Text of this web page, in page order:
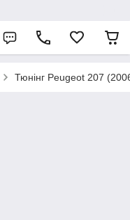
Тюнінг Peugeot 207